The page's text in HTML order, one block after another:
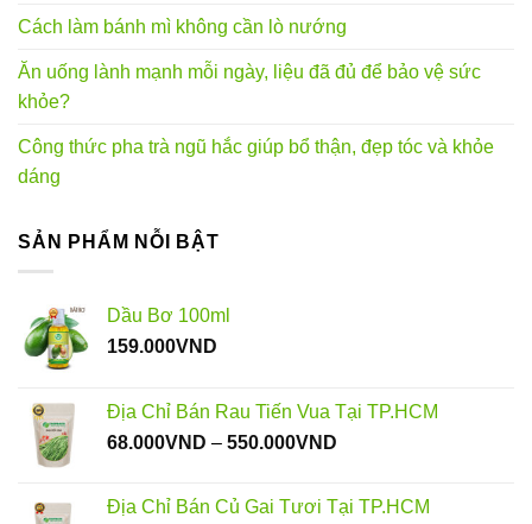
Cách làm bánh mì không cần lò nướng
Ăn uống lành mạnh mỗi ngày, liệu đã đủ để bảo vệ sức
khỏe?
Công thức pha trà ngũ hắc giúp bổ thận, đẹp tóc và khỏe
dáng
SẢN PHẨM NỖI BẬT
Dầu Bơ 100ml
159.000VND
Địa Chỉ Bán Rau Tiến Vua Tại TP.HCM
68.000VND – 550.000VND
68.000VND
Địa Chỉ Bán Củ Gai Tươi Tại TP.HCM